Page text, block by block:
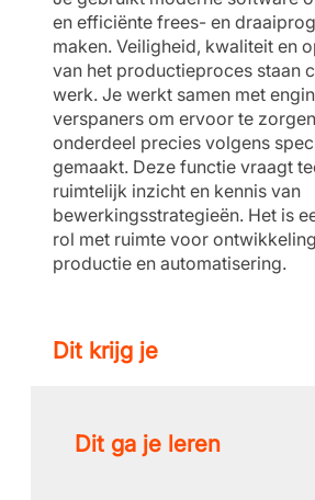
en efficiënte frees- en
maken. Veiligheid, kwaliteit en
van het productieproces staan
werk. Je werkt samen met
verspaners om ervoor te
onderdeel precies volgens
gemaakt. Deze functie vraagt
ruimtelijk inzicht en kennis van
bewerkingsstrategieën. Het is
rol met ruimte voor
productie en automatisering.
Dit krijg je
Dit ga je leren